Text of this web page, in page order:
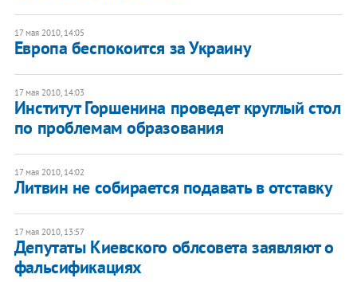
17 мая 2010, 14:05
Европа беспокоится за Украину
17 мая 2010, 14:03
Институт Горшенина проведет круглый стол
по проблемам образования
17 мая 2010, 14:02
Литвин не собирается подавать в отставку
17 мая 2010, 13:57
Депутаты Киевского облсовета заявляют о
фальсификациях